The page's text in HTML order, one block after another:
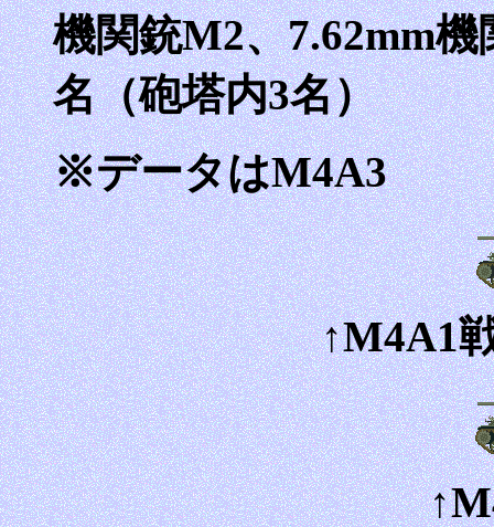
機関銃M2、7.62mm
名（砲塔内3名）
※データはM4A3
↑M4A1